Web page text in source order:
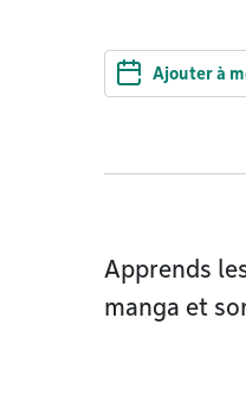
Ajouter à
Apprends
manga et